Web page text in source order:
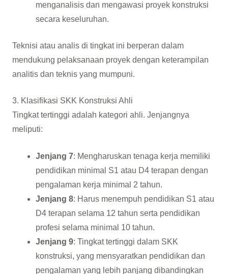
menganalisis dan mengawasi proyek konstruksi
secara keseluruhan.
Teknisi atau analis di tingkat ini berperan dalam
mendukung pelaksanaan proyek dengan keterampilan
analitis dan teknis yang mumpuni.
3. Klasifikasi SKK Konstruksi Ahli
Tingkat tertinggi adalah kategori ahli. Jenjangnya
meliputi:
Jenjang 7: Mengharuskan tenaga kerja memiliki
pendidikan minimal S1 atau D4 terapan dengan
pengalaman kerja minimal 2 tahun.
Jenjang 8: Harus menempuh pendidikan S1 atau
D4 terapan selama 12 tahun serta pendidikan
profesi selama minimal 10 tahun.
Jenjang 9: Tingkat tertinggi dalam SKK
konstruksi, yang mensyaratkan pendidikan dan
pengalaman yang lebih panjang dibandingkan